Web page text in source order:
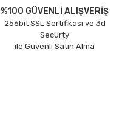
%100 GÜVENLİ ALIŞVERİŞ
256bit SSL Sertifikası ve 3d
Securty
ile Güvenli Satın Alma